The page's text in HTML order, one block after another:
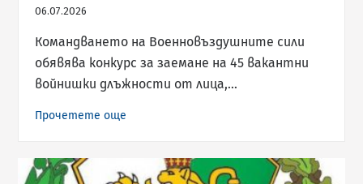
06.07.2026
Командването на Военновъздушните сили
обявява конкурс за заемане на 45 вакантни
войнишки длъжности от лица,…
Прочетете още